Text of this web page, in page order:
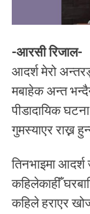
-आरसी रिजाल-
आदर्श मेरो
मबाहेक अन्त
पीडादायिक
गुमस्याएर राख्न
तिनभाइमा
कहिलेकाहीँ
कहिले हराएर